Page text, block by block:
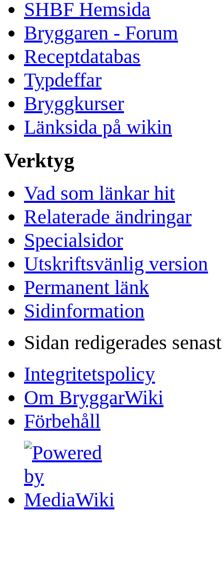
SHBF Hemsida
Bryggaren - Forum
Receptdatabas
Typdeffar
Bryggkurser
Länksida på wikin
Verktyg
Vad som länkar hit
Relaterade ändringar
Specialsidor
Utskriftsvänlig version
Permanent länk
Sidinformation
Sidan redigerades
Integritetspolicy
Om BryggarWiki
Förbehåll